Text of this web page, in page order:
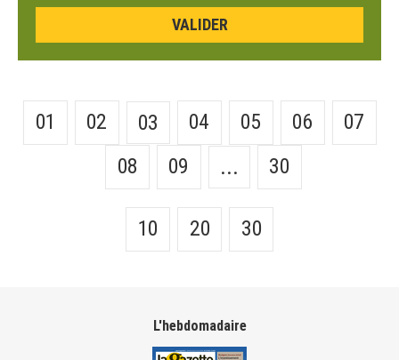
01 02 03 04 05 06
07
08
09 ... 30
10 20 30
L'hebdomadaire